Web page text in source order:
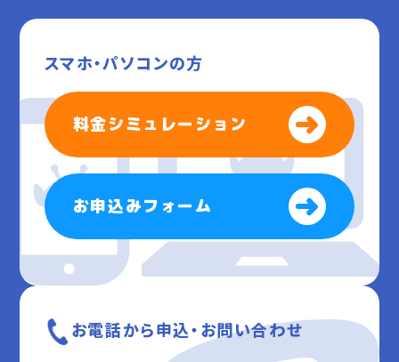
スマホ・パソコンの方
料金シミュレーション
お申込みフォーム
お電話から申込・お問い合わせ